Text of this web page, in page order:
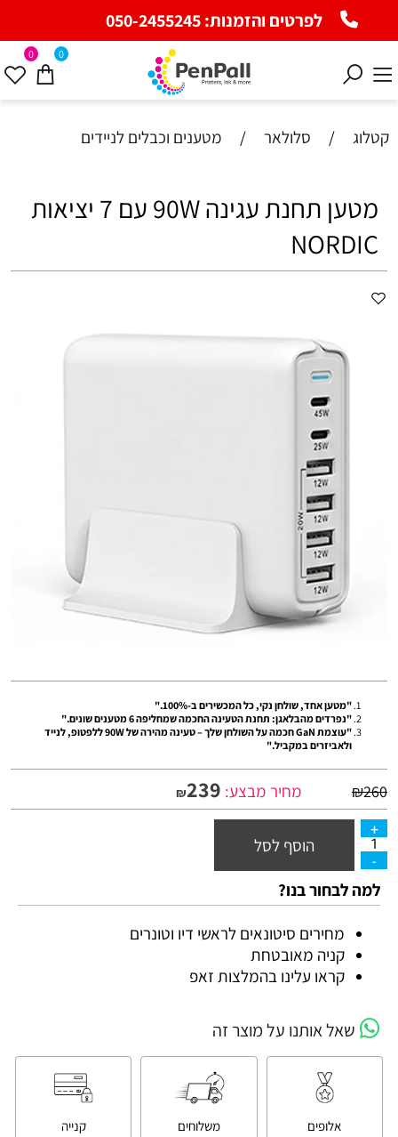
לפרטים והזמנות:050-2455245
0 0
קטלוג / סלולאר / מטענים וכבלים לניידים
מטען תחנת עגינה 90W עם 7 יציאות
NORDIC
"מטען אחד, שולחן נקי, כל המכשירים ב-100%."
"נפרדים מהבלאגן: תחנת הטעינה החכמה שמחליפה 6 מטענים שונים."
"עוצמת GaN חכמה על השולחן שלך – טעינה מהירה של 90W ללפטופ, לנייד
ולאביזרים במקביל."
₪260 מחיר מבצע: ₪239
הוסף לסל
למה לבחור בנו?
מחירים סיטונאים לראשי דיו וטונרים
קניה מאובטחת
קראו עלינו בהמלצות זאפ
שאל אותנו על מוצר זה
אלופים
משלוחים
קנייה